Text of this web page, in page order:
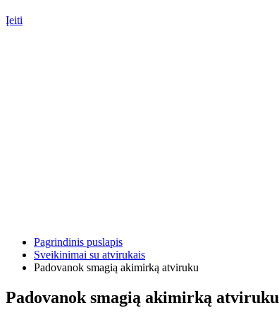
Įeiti
Pagrindinis puslapis
Sveikinimai su atvirukais
Padovanok smagią akimirką atviruku
Padovanok smagią akimirką atviruku